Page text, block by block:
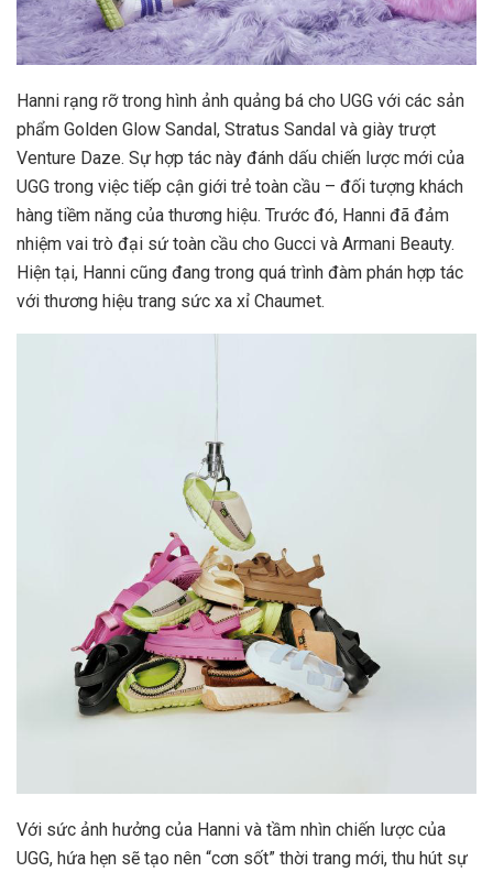
Hanni rạng rỡ trong hình ảnh quảng bá cho UGG với các sản
phẩm Golden Glow Sandal, Stratus Sandal và giày trượt
Venture Daze. Sự hợp tác này đánh dấu chiến lược mới của
UGG trong việc tiếp cận giới trẻ toàn cầu – đối tượng khách
hàng tiềm năng của thương hiệu. Trước đó, Hanni đã đảm
nhiệm vai trò đại sứ toàn cầu cho Gucci và Armani Beauty.
Hiện tại, Hanni cũng đang trong quá trình đàm phán hợp tác
với thương hiệu trang sức xa xỉ Chaumet.
Với sức ảnh hưởng của Hanni và tầm nhìn chiến lược của
UGG, hứa hẹn sẽ tạo nên “cơn sốt” thời trang mới, thu hút sự